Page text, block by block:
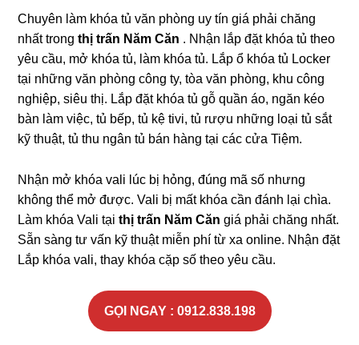
Chuyên làm khóa tủ văn phòng uy tín giá phải chăng
nhất trongthị trấn Năm Căn . Nhận lắp đặt khóa tủ theo
yêu cầu, mở khóa tủ, làm khóa tủ. Lắp ổ khóa tủ Locker
tại những văn phòng công ty, tòa văn phòng, khu công
nghiệp, siêu thị. Lắp đặt khóa tủ gỗ quần áo, ngăn kéo
bàn làm việc, tủ bếp, tủ kệ tivi, tủ rượu những loại tủ sắt
kỹ thuật, tủ thu ngân tủ bán hàng tại các cửa Tiệm.
Nhận mở khóa vali lúc bị hỏng, đúng mã số nhưng
không thể mở được. Vali bị mất khóa cần đánh lại chìa.
Làm khóa Vali tạithị trấn Năm Căngiá phải chăng nhất.
Sẵn sàng tư vấn kỹ thuật miễn phí từ xa online. Nhận đặt
Lắp khóa vali, thay khóa cặp số theo yêu cầu.
GỌI NGAY : 0912.838.198